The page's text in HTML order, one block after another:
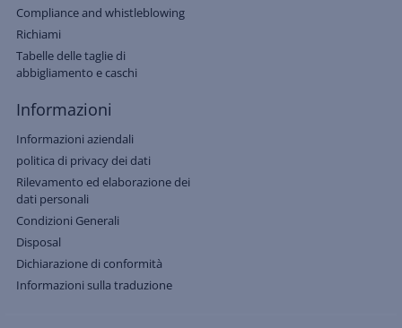
Compliance and whistleblowing
Richiami
Tabelle delle taglie di
abbigliamento e caschi
Informazioni
Informazioni aziendali
politica di privacy dei dati
Rilevamento ed elaborazione dei
dati personali
Condizioni Generali
Disposal
Dichiarazione di conformità
Informazioni sulla traduzione